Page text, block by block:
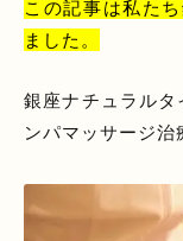
この記事は私た
ました。
銀座ナチュラル
ンパマッサージ治